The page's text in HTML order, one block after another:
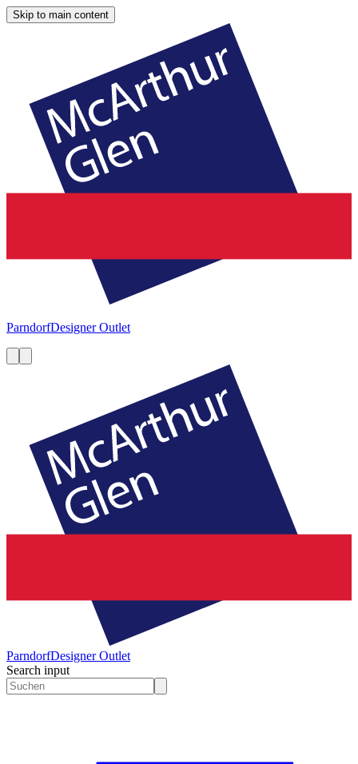
Skip to main content
ParndorfDesigner Outlet
ParndorfDesigner Outlet
Search input